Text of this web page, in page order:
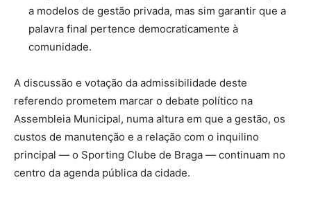
a modelos de gestão privada, mas sim garantir que a
palavra final pertence democraticamente à
comunidade.
A discussão e votação da admissibilidade deste
referendo prometem marcar o debate político na
Assembleia Municipal, numa altura em que a gestão, os
custos de manutenção e a relação com o inquilino
principal — o Sporting Clube de Braga — continuam no
centro da agenda pública da cidade.